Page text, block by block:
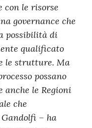
con le risorse
governance che
possibilità di
qualificato
le strutture. Ma
possano
anche le Regioni
che
– ha